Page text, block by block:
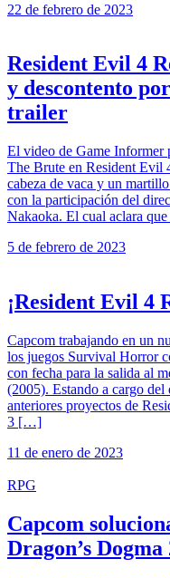
22 de febrero de 2023
Resident Evil 4
y descontento
trailer
El video de Game Informer
The Brute en Resident Evil
cabeza de vaca y un
con la participación del
Nakaoka. El cual aclara
5 de febrero de 2023
¡Resident Evil 4
Capcom trabajando en un
los juegos Survival Horror
con fecha para la salida al
(2005). Estando a cargo
anteriores proyectos de
3 […]
11 de enero de 2023
RPG
Capcom
Dragon’s Dogma